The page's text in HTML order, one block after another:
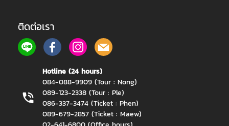
ติดต่อเรา
Hotline (24 hours)
084-088-9909 (Tour : Nong)
089-123-2338 (Tour : Ple)
086-337-3474 (Ticket : Phen)
089-679-2857 (Ticket : Maew)